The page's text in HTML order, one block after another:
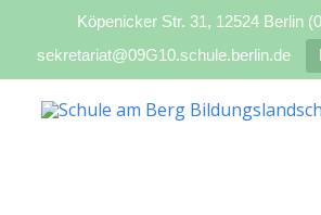
Köpenicker Str. 31, 12524 Berlin
sekretariat@09G10.schule.berlin.de
Inhalt